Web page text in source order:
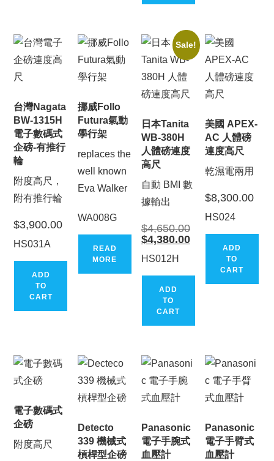
台灣Nagata
BW-1315H
電子數碼式
企磅-有推行
輪
附度高尺，
附有推行輪
$3,900.00
HS031A
ADD
TO
CART
挪威Follo
Futura氣動
學行架
replaces the
well known
Eva Walker
WA008G
READ
MORE
Sale!
日本Tanita
WB-380H
人體磅連度
高尺
自動 BMI 數
據輸出
$4,650.00Original
price
was:
$4,650.00.
$4,380.00Current
price
$4,380.00.
HS012H
ADD
TO
CART
美國 APEX-
AC 人體磅
連度高尺
乾濕電兩用
$8,300.00
HS024
ADD
TO
CART
電子數碼式
企磅
附度高尺
Detecto
339 機械式
槓桿型企磅
Panasonic
電子手腕式
血壓計
Panasonic
電子手臂式
血壓計